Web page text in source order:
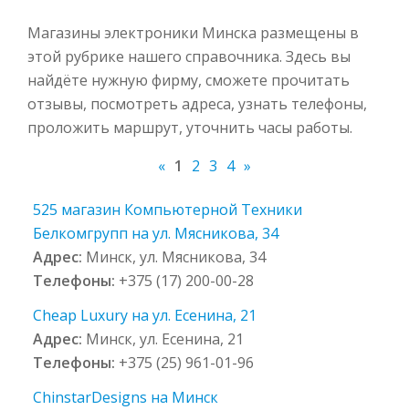
Магазины электроники Минска размещены в
этой рубрике нашего справочника. Здесь вы
найдёте нужную фирму, сможете прочитать
отзывы, посмотреть адреса, узнать телефоны,
проложить маршрут, уточнить часы работы.
« 1 2 3 4 »
525 магазин Компьютерной Техники
Белкомгрупп на ул. Мясникова, 34
Адрес: Минск, ул. Мясникова, 34
Телефоны: +375 (17) 200-00-28
Cheap Luxury на ул. Есенина, 21
Адрес: Минск, ул. Есенина, 21
Телефоны: +375 (25) 961-01-96
ChinstarDesigns на Минск